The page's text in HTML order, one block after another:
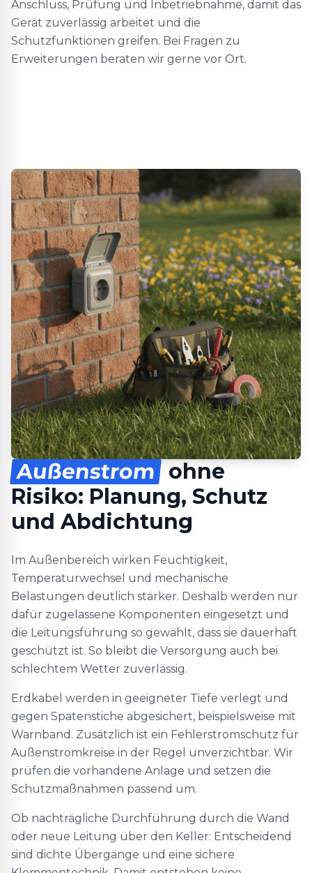
Anschluss, Prüfung und Inbetriebnahme, damit das
Gerät zuverlässig arbeitet und die
Schutzfunktionen greifen. Bei Fragen zu
Erweiterungen beraten wir gerne vor Ort.
Außenstrom ohne
Risiko: Planung, Schutz
und Abdichtung
Im Außenbereich wirken Feuchtigkeit,
Temperaturwechsel und mechanische
Belastungen deutlich stärker. Deshalb werden nur
dafür zugelassene Komponenten eingesetzt und
die Leitungsführung so gewählt, dass sie dauerhaft
geschützt ist. So bleibt die Versorgung auch bei
schlechtem Wetter zuverlässig.
Erdkabel werden in geeigneter Tiefe verlegt und
gegen Spatenstiche abgesichert, beispielsweise mit
Warnband. Zusätzlich ist ein Fehlerstromschutz für
Außenstromkreise in der Regel unverzichtbar. Wir
prüfen die vorhandene Anlage und setzen die
Schutzmaßnahmen passend um.
Ob nachträgliche Durchführung durch die Wand
oder neue Leitung über den Keller: Entscheidend
sind dichte Übergänge und eine sichere